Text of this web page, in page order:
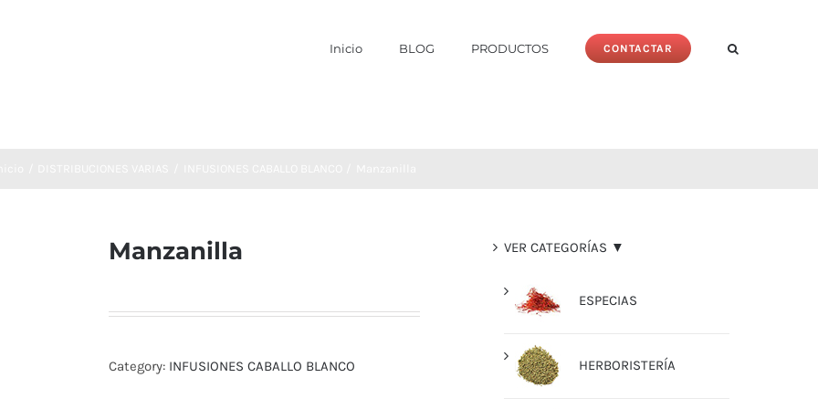
Inicio BLOG PRODUCTOS CONTACTAR
Manzanilla
Category: INFUSIONES CABALLO BLANCO
VER CATEGORÍAS ▼
ESPECIAS
HERBORISTERÍA